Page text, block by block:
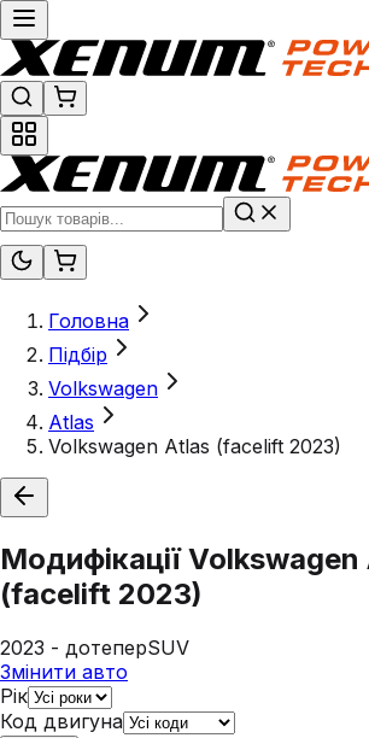
Головна
Підбір
Volkswagen
Atlas
Volkswagen Atlas (facelift 2023)
МодифікаціїVolkswagen
(facelift 2023)
2023 - дотеперSUV
Змінити авто
Рік
Код двигуна